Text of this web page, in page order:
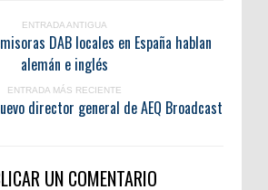
ENTRADA ANTIGUA
DAB locales en España hablan
alemán e inglés
ENTRADA MÁS RECIENTE
director general de AEQ Broadcast
UN COMENTARIO